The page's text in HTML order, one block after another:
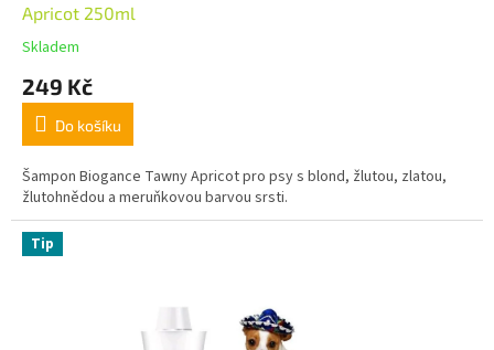
Apricot 250ml
Skladem
249 Kč
Do košíku
Šampon Biogance Tawny Apricot pro psy s blond, žlutou, zlatou,
žlutohnědou a meruňkovou barvou srsti.
Tip